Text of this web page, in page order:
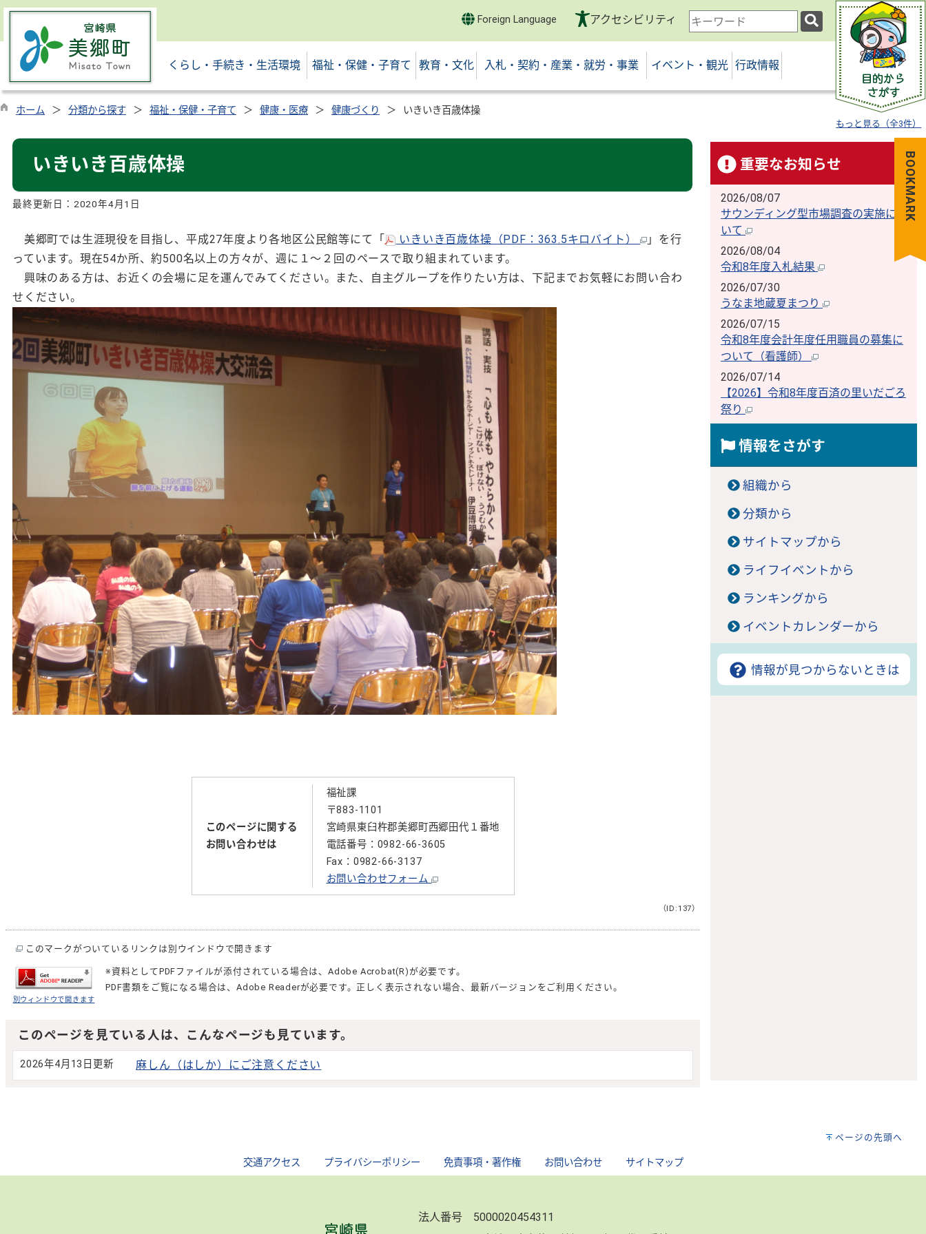
Foreign Language アクセシビリティ
検
索
ー
くらし・手続き・生活環境 福祉・保健・子育て 教育・文化 入札・契約・産業・就労・事業 イベント・観光 行政情報
ホーム 分類から探す 福祉・保健・子育て 健康・医療 健康づくり いきいき百歳体操
もっと見る（全3件）
いきいき百歳体操
最終更新日： 2020年4月1日
美郷町では生涯現役を目指し、平成27年度より各地区公民館等にて「 いきいき百歳体操（PDF：363.5キロバイト）
」を行
っています。現在54か所、約500名以上の方々が、週に１～２回のペースで取り組まれています。
興味のある方は、お近くの会場に足を運んでみてください。また、自主グループを作りたい方は、下記までお気軽にお問い合わ
せください。
このページに関する
お問い合わせは
福祉課
〒883-1101
宮崎県東臼杵郡美郷町西郷田代１番地
電話番号：0982-66-3605
Fax：0982-66-3137
お問い合わせフォーム
（ID:137）
このマークがついているリンクは別ウインドウで開きます
別ウィンドウで開きます
※資料としてPDFファイルが添付されている場合は、Adobe Acrobat(R)が必要です。
PDF書類をご覧になる場合は、Adobe Readerが必要です。正しく表示されない場合、最新バージョンをご利用ください。
このページを見ている人は、こんなページも見ています。
2026年4月13日更新 麻しん（はしか）にご注意ください
重要なお知らせ
2026/08/07
サウンディング型市場調査の実施につ
いて
2026/08/04
令和8年度入札結果
2026/07/30
うなま地蔵夏まつり
2026/07/15
令和8年度会計年度任用職員の募集に
ついて（看護師）
2026/07/14
【2026】令和8年度百済の里いだごろ
祭り
情報をさがす
組織から
分類から
サイトマップから
ライフイベントから
ランキングから
イベントカレンダーから
情報が見つからないときは
ページの先頭へ
交通アクセス プライバシーポリシー 免責事項・著作権 お問い合わせ サイトマップ
法人番号 5000020454311
BOOKMARK